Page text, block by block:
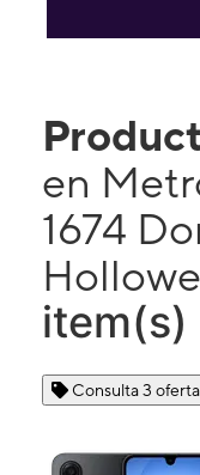
en
1674
item(s)
Consulta 3